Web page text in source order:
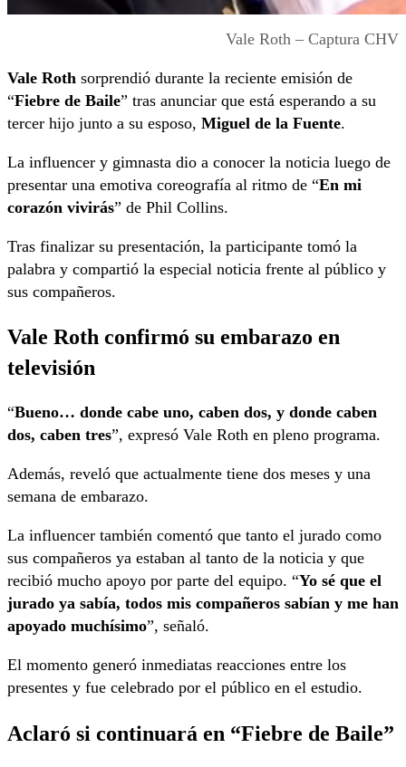
Vale Roth – Captura CHV
Vale Roth sorprendió durante la reciente emisión de
“Fiebre de Baile” tras anunciar que está esperando a su
tercer hijo junto a su esposo, Miguel de la Fuente.
La influencer y gimnasta dio a conocer la noticia luego de
presentar una emotiva coreografía al ritmo de “En mi
corazón vivirás” de Phil Collins.
Tras finalizar su presentación, la participante tomó la
palabra y compartió la especial noticia frente al público y
sus compañeros.
Vale Roth confirmó su embarazo en
televisión
“Bueno… donde cabe uno, caben dos, y donde caben
dos, caben tres”, expresó Vale Roth en pleno programa.
Además, reveló que actualmente tiene dos meses y una
semana de embarazo.
La influencer también comentó que tanto el jurado como
sus compañeros ya estaban al tanto de la noticia y que
recibió mucho apoyo por parte del equipo. “Yo sé que el
jurado ya sabía, todos mis compañeros sabían y me han
apoyado muchísimo”, señaló.
El momento generó inmediatas reacciones entre los
presentes y fue celebrado por el público en el estudio.
Aclaró si continuará en “Fiebre de Baile”